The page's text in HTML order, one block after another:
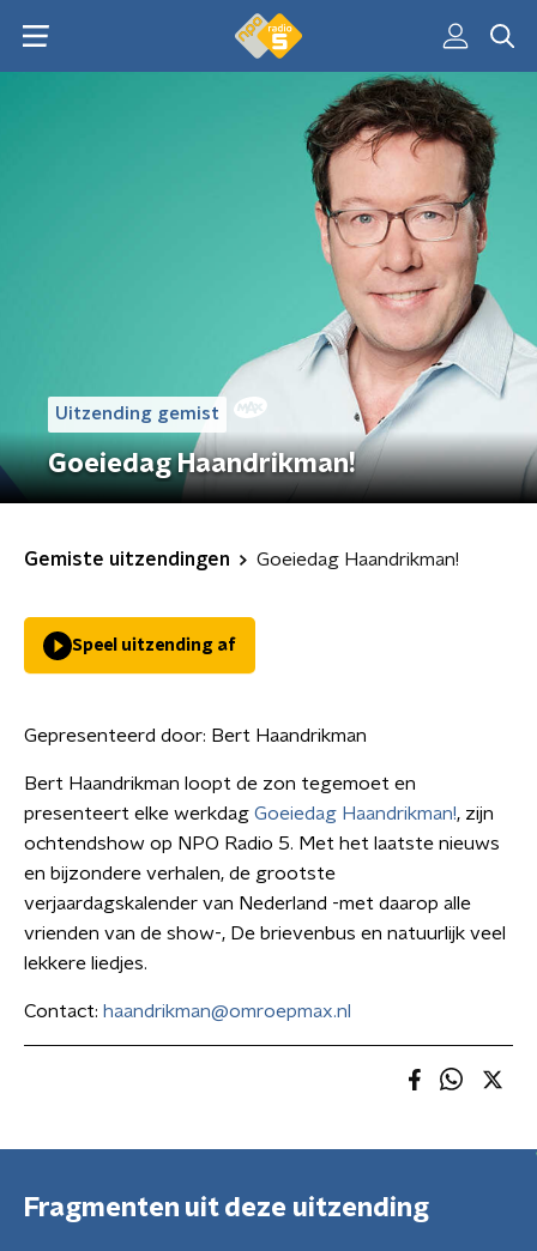
Uitzending gemist
Goeiedag Haandrikman!
Gemiste uitzendingen Goeiedag Haandrikman!
Speel uitzending af
Gepresenteerd door: Bert Haandrikman
Bert Haandrikman loopt de zon tegemoet en
presenteert elke werkdag Goeiedag Haandrikman!, zijn
ochtendshow op NPO Radio 5. Met het laatste nieuws
en bijzondere verhalen, de grootste
verjaardagskalender van Nederland -met daarop alle
vrienden van de show-, De brievenbus en natuurlijk veel
lekkere liedjes.
Contact: haandrikman@omroepmax.nl
Fragmenten uit deze uitzending